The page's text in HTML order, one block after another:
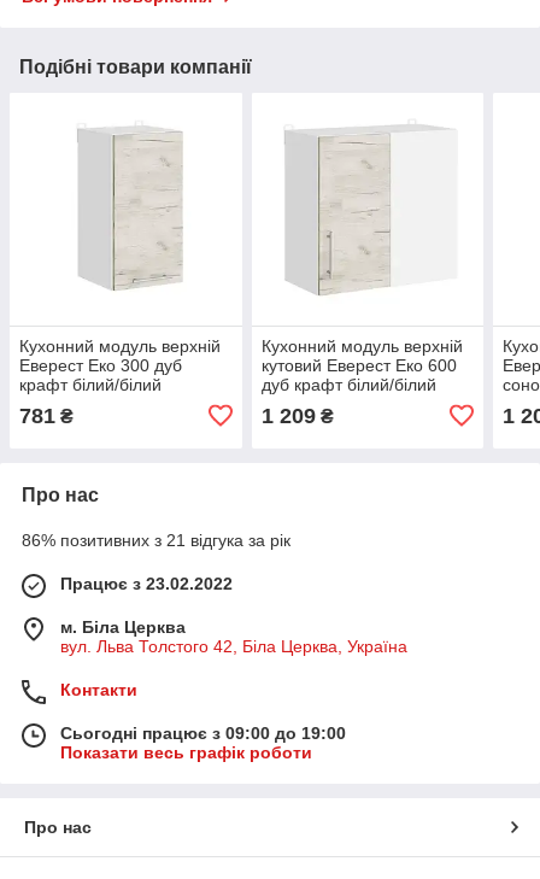
Подібні товари компанії
Кухонний модуль верхній
Еверест Еко 300 дуб
крафт білий/білий
071017)
781 ₴
Кухонний модуль верхній
кутовий Еверест Еко 600
дуб крафт білий/білий
071018)
1 209₴ 1
Про нас
86% позитивних з 21 відгука за рік
Працює з 23.02.2022
м. Біла Церква
вул. Льва Толстого 42, Біла Церква, Україна
Контакти
Сьогодні працює з 09:00 до 19:00
Показати весь графік роботи
Про нас